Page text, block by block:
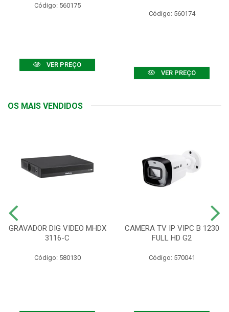
Código: 560175
VER PREÇO
Código: 560174
VER PREÇO
OS MAIS VENDIDOS
GRAVADOR DIG VIDEO MHDX
3116-C
Código: 580130
CAMERA TV IP VIPC B 1230
FULL HD G2
Código: 570041